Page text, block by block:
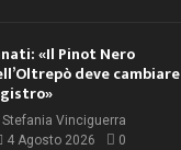
«Il Pinot Nero
deve cambiare
Stefania Vinciguerra
4 Agosto 2026
0